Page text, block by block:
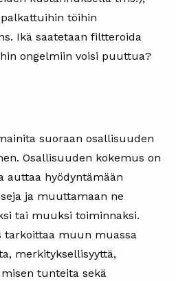
töihin
Ikä saatetaan filtteroida
ongelmiin voisi puuttua?
suoraan osallisuuden
Osallisuuden kokemus on
auttaa hyödyntämään
ja muuttamaan ne
tai muuksi toiminnaksi.
tarkoittaa muun muassa
merkityksellisyyttä,
tunteita sekä